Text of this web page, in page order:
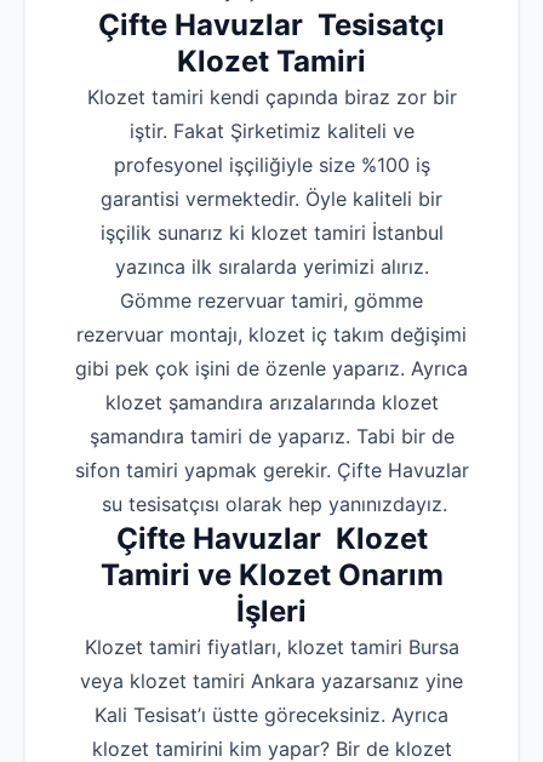
Çifte Havuzlar Tesisatçı
Klozet Tamiri
Klozet tamiri kendi çapında biraz zor bir
iştir. Fakat Şirketimiz kaliteli ve
profesyonel işçiliğiyle size %100 iş
garantisi vermektedir. Öyle kaliteli bir
işçilik sunarız ki klozet tamiri İstanbul
yazınca ilk sıralarda yerimizi alırız.
Gömme rezervuar tamiri, gömme
rezervuar montajı, klozet iç takım değişimi
gibi pek çok işini de özenle yaparız. Ayrıca
klozet şamandıra arızalarında klozet
şamandıra tamiri de yaparız. Tabi bir de
sifon tamiri yapmak gerekir. Çifte Havuzlar
su tesisatçısı olarak hep yanınızdayız.
Çifte Havuzlar Klozet
Tamiri ve Klozet Onarım
İşleri
Klozet tamiri fiyatları, klozet tamiri Bursa
veya klozet tamiri Ankara yazarsanız yine
Kali Tesisat’ı üstte göreceksiniz. Ayrıca
klozet tamirini kim yapar? Bir de klozet